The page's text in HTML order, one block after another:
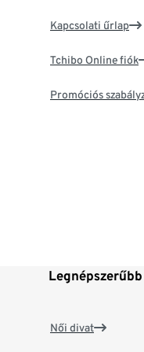
Kapcsolati űrlap
Tchibo Online fiók
Promóciós
Női divat